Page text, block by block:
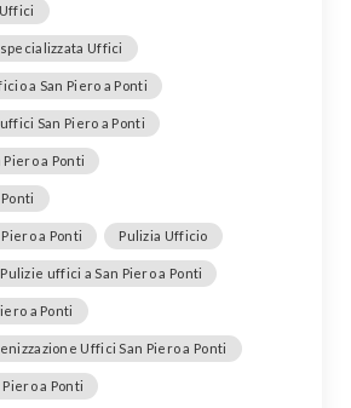
Uffici
a San Piero a Ponti
San Piero a Ponti
a Ponti
a Ponti Pulizia Ufficio
Pulizie uffici a San Piero a Ponti
a Ponti
Uffici San Piero a Ponti
a Ponti